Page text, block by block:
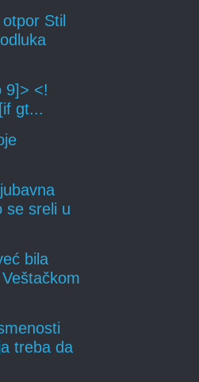
Stil
9]> <!
gt...
se sreli u
bila
treba da